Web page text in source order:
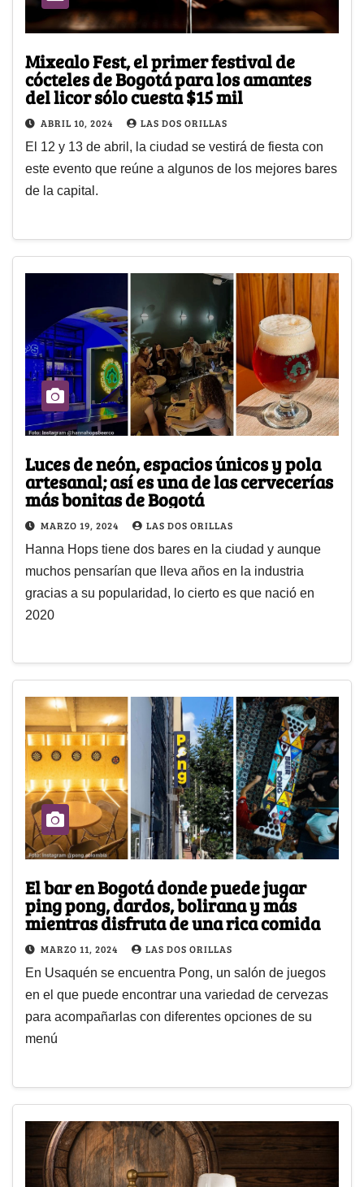
Mixealo Fest, el primer festival de
cócteles de Bogotá para los amantes
del licor sólo cuesta $15 mil
ABRIL 10, 2024 LAS DOS ORILLAS
El 12 y 13 de abril, la ciudad se vestirá de fiesta con
este evento que reúne a algunos de los mejores bares
de la capital.
Luces de neón, espacios únicos y pola
artesanal; así es una de las cervecerías
más bonitas de Bogotá
MARZO 19, 2024 LAS DOS ORILLAS
Hanna Hops tiene dos bares en la ciudad y aunque
muchos pensarían que lleva años en la industria
gracias a su popularidad, lo cierto es que nació en
2020
El bar en Bogotá donde puede jugar
ping pong, dardos, bolirana y más
mientras disfruta de una rica comida
MARZO 11, 2024 LAS DOS ORILLAS
En Usaquén se encuentra Pong, un salón de juegos
en el que puede encontrar una variedad de cervezas
para acompañarlas con diferentes opciones de su
menú